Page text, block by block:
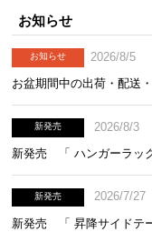
お知らせ
お知らせ
2026/8/5
お盆期間中の出荷・配送
新発売
2026/8/3
新発売 「 ハンガーラッ
新発売
2026/7/27
新発売 「 昇降サイドテ